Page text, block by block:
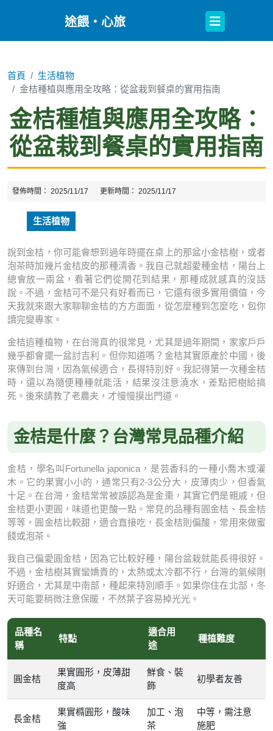
途餵・心旅
Open
Button
首頁
生活植物
金桔種植與應用全攻略：從盆栽到餐桌的實用指南
金桔種植與應用全攻略：
從盆栽到餐桌的實用指南
發佈時間： 2025/11/17 更新時間： 2025/11/17
生活植物
說到金桔，你可能會想到過年時擺在桌上的那盆小金桔樹，或者
泡茶時加幾片金桔皮的那種清香。我自己就超愛種金桔，陽台上
總會放一兩盆，看著它們從開花到結果，那種成就感真的沒話
說。不過，金桔可不是只有好看而已，它還有很多實用價值，今
天我就來跟大家聊聊金桔的方方面面，從怎麼種到怎麼吃，包你
讀完變專家。
金桔這種植物，在台灣真的很常見，尤其是過年期間，家家戶戶
幾乎都會擺一盆討吉利。但你知道嗎？金桔其實原產於中國，後
來傳到台灣，因為氣候適合，長得特別好。我記得第一次種金桔
時，還以為隨便種種就能活，結果沒注意澆水，差點把樹給搞
死。後來請教了老農夫，才慢慢摸出門道。
金桔是什麼？台灣常見品種介紹
金桔，學名叫Fortunella japonica，是芸香科的一種小喬木或灌
木。它的果實小小的，通常只有2-3公分大，皮薄肉少，但香氣
十足。在台灣，金桔常常被誤認為是金棗，其實它們是親戚，但
金桔更小更圓，味道也更酸一點。常見的品種有圓金桔、長金桔
等等，圓金桔比較甜，適合直接吃，長金桔則偏酸，常用來做蜜
餞或泡茶。
我自己偏愛圓金桔，因為它比較好種，陽台盆栽就能長得很好。
不過，金桔樹其實蠻嬌貴的，太熱或太冷都不行，台灣的氣候剛
好適合，尤其是中南部，種起來特別順手。如果你住在北部，冬
天可能要稍微注意保暖，不然葉子容易掉光光。
品種名
稱
特點
適合用
途
種植難度
圓金桔
果實圓形，皮薄甜
度高
鮮食、裝
飾
初學者友善
長金桔
果實橢圓形，酸味
強
加工、泡
茶
中等，需注意
施肥